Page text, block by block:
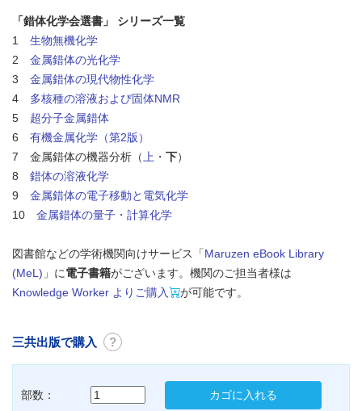
「錯体化学会選書」 シリーズ一覧
1生物無機化学
2金属錯体の光化学
3金属錯体の現代物性化学
4 多核種の溶液および固体NMR
5 超分子金属錯体
6有機金属化学（第2版）
7 金属錯体の機器分析（ 上 ・下）
8錯体の溶液化学
9金属錯体の電子移動と電気化学
10金属錯体の量子・計算化学
図書館などの学術機関向けサービス「Maruzen eBook Library
(MeL) 」に電子書籍がございます。機関のご担当者様は
Knowledge Worker よりご購入
が可能です。
三共出版で購入 ?
部数： カゴに入れる